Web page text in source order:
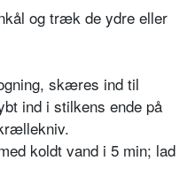
og træk de ydre eller
skæres ind til
ind i stilkens ende på
koldt vand i 5 min; lad